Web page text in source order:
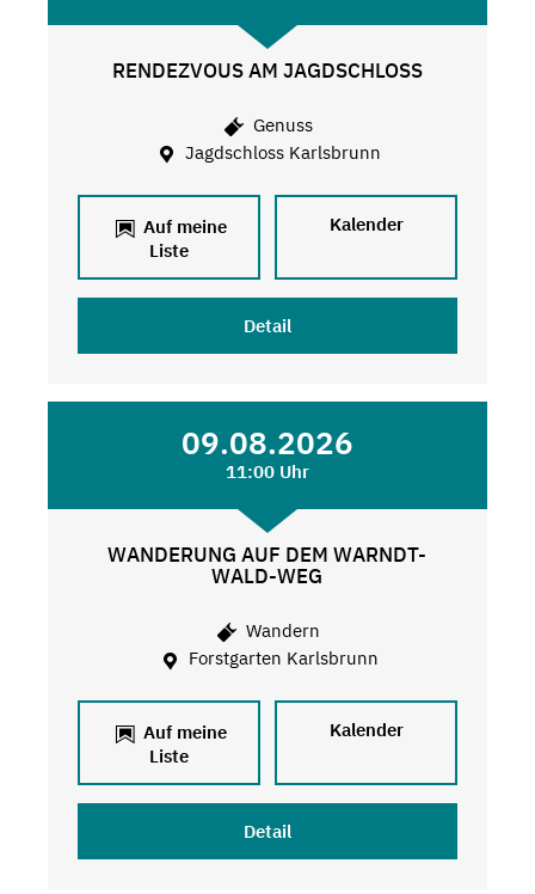
RENDEZVOUS AM JAGDSCHLOSS
Genuss
Jagdschloss Karlsbrunn
Auf meine
Liste
Kalender
Detail
09.08.2026
11:00 Uhr
WANDERUNG AUF DEM WARNDT-
WALD-WEG
Wandern
Forstgarten Karlsbrunn
Auf meine
Liste
Kalender
Detail